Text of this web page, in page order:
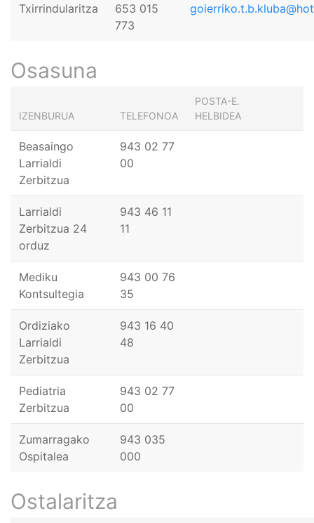
Txirrindularitza
653 015
773
Osasuna
IZENBURUA TELEFONOA
POSTA-E.
HELBIDEA
Beasaingo
Larrialdi
Zerbitzua
943 02 77
00
Larrialdi
Zerbitzua 24
orduz
943 46 11
11
Mediku
Kontsultegia
943 00 76
35
Ordiziako
Larrialdi
Zerbitzua
943 16 40
48
Pediatria
Zerbitzua
943 02 77
00
Zumarragako
Ospitalea
943 035
000
Ostalaritza